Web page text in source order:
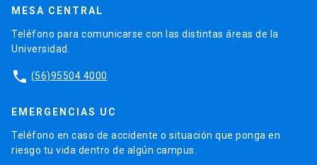
MESA CENTRAL
Teléfono para comunicarse con las distintas áreas de la
Universidad.
phone (56)95504 4000
EMERGENCIAS UC
Teléfono en caso de accidente o situación que ponga en
riesgo tu vida dentro de algún campus.